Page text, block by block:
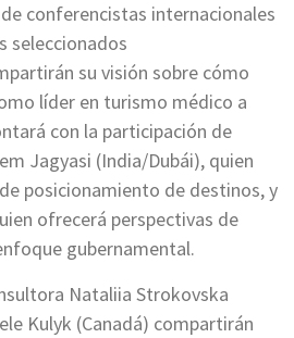
conferencistas internacionales
seleccionados
su visión sobre cómo
líder en turismo médico a
con la participación de
Jagyasi (India/Dubái), quien
posicionamiento de destinos, y
ofrecerá perspectivas de
gubernamental.
Nataliia Strokovska
Kulyk (Canadá) compartirán